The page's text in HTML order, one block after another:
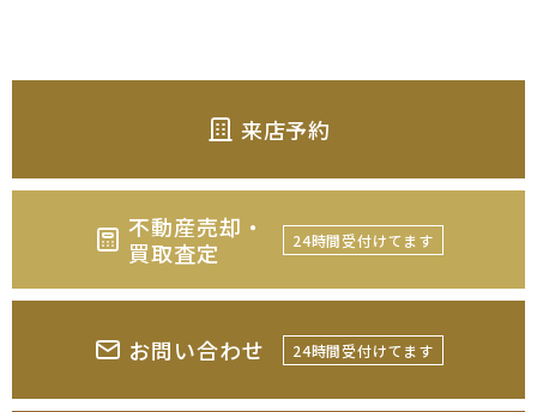
来店予約
不動産売却・
買取査定
24時間受付けてます
お問い合わせ 24時間受付けてます